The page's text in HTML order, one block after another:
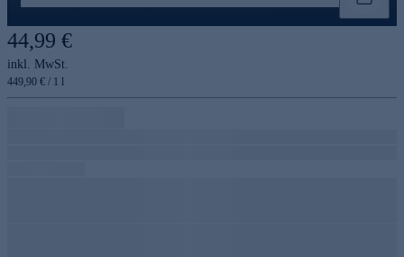
44,99 €
inkl. MwSt.
449,90 € / 1 l